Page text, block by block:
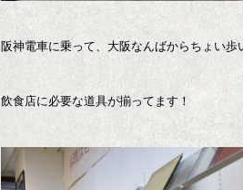
阪神電車に乗って、大阪なんばからちょい歩
飲食店に必要な道具が揃ってます！